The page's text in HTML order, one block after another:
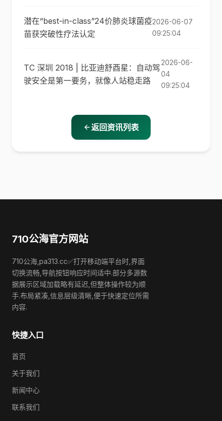
潜在“best-in-class”24价肺炎球菌疫
苗获突破性疗法认定
2026-06-07
09:25:04
TC 深圳 2018 | 比亚迪舒酉星：自动驾
驶安全是第一要务，就像人站稳走路
2026-06-
04
09:25:04
返回资讯列表
710公海官方网站
710公海,pa313.cc✅打开移动端平台时,界面
切换流畅,导航按钮响应时间适中.部分多源数
据展示区域加载略有延迟,但整体操作较为顺
手.布局紧凑,信息层级清晰,便于快速定位所需
内容.
快捷入口
首页
关于我们
新闻中心
联系我们